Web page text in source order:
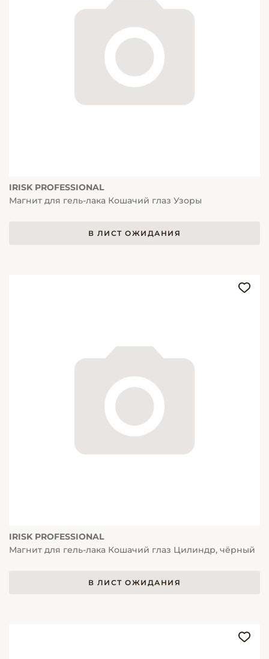
IRISK PROFESSIONAL
Магнит для гель-лака Кошачий глаз Узоры
В ЛИСТ ОЖИДАНИЯ
IRISK PROFESSIONAL
Магнит для гель-лака Кошачий глаз Цилиндр, чёрный
В ЛИСТ ОЖИДАНИЯ